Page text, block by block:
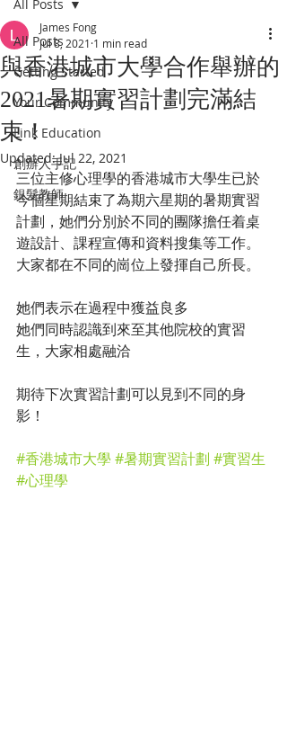
All Posts
Getting Started
Your Community
Link Education
創辦人手記
銀髮教師
All Posts
與香港城市大學合作舉辦的
2021暑期實習計劃完滿結
束！
James Fong
Jul 8, 2021 1 min read
Updated:Jul 22, 2021
三位主修心理學的香港城市大學生已於
今個星期結束了為期六星期的暑期實習
計劃，她們分別於不同的團隊擔任着桌
遊設計、課程宣傳和資料搜集等工作。
大家都在不同的崗位上發揮自己所長。
她們表示在過程中獲益良多
她們同時認識到來至其他院校的實習
生，大家相處融洽
期待下次實習計劃可以見到不同的身
影！
#香港城市大學#暑期實習計劃 #實習生
#心理學